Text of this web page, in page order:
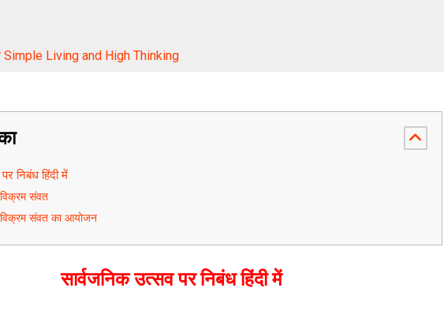
Simple Living and High Thinking
निबंध हिंदी में
विक्रम संवत
विक्रम संवत का आयोजन
सार्वजनिक उत्सव पर निबंध हिंदी में